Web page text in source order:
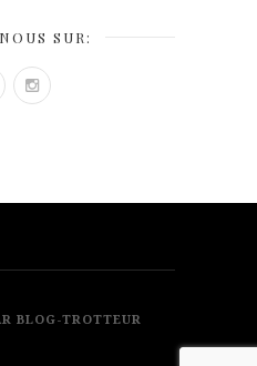
SUR:
BLOG-TROTTEUR